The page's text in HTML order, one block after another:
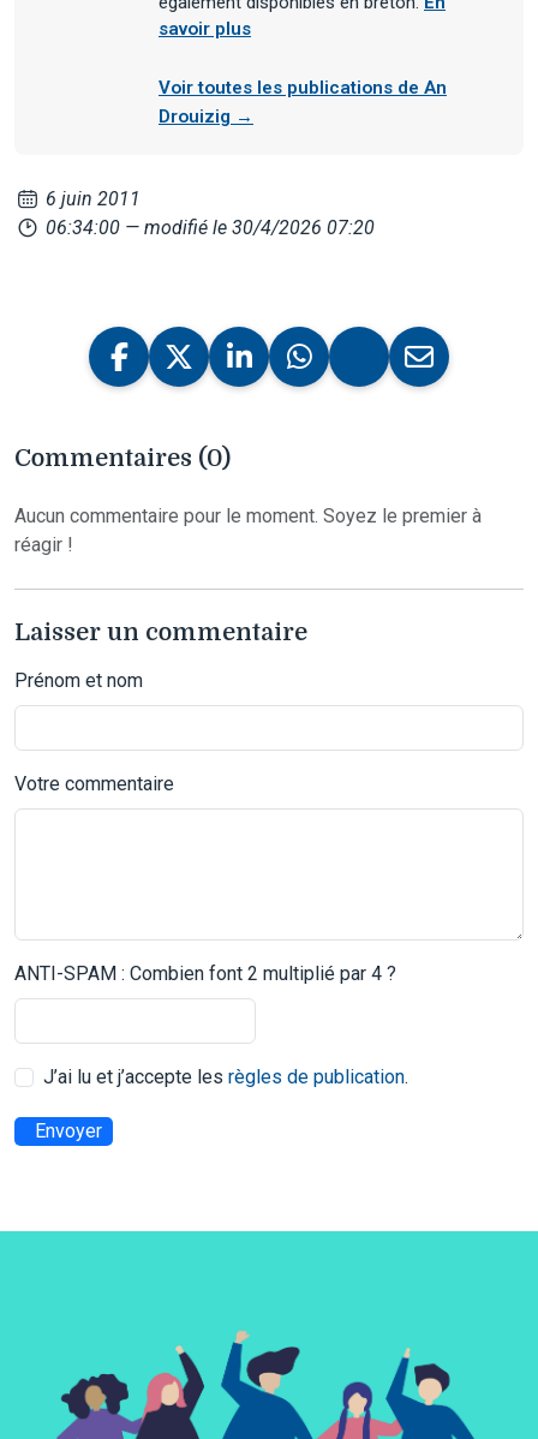
savoir plus
Voir toutes les publications de An
Drouizig →
6 juin 2011
06:34:00 — modifié le 30/4/2026 07:20
Commentaires (0)
Aucun commentaire pour le moment. Soyez le premier à
réagir !
Laisser un commentaire
Prénom et nom
Votre commentaire
ANTI-SPAM : Combien font 2 multiplié par 4 ?
J’ai lu et j’accepte les règles de publication.
Envoyer